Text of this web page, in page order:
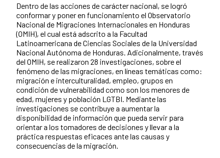
Dentro de las acciones de carácter nacional, se logró
conformar y poner en funcionamiento el Observatorio
Nacional de Migraciones Internacionales en Honduras
(OMIH), el cual está adscrito a la Facultad
Latinoamericana de Ciencias Sociales de la Universidad
Nacional Autónoma de Honduras. Adicionalmente, través
del OMIH, se realizaron 28 investigaciones, sobre el
fenómeno de las migraciones, en líneas temáticas como:
migración e interculturalidad, empleo, grupos en
condición de vulnerabilidad como son los menores de
edad, mujeres y población LGTBI. Mediante las
investigaciones se contribuye a aumentar la
disponibilidad de información que pueda servir para
orientar a los tomadores de decisiones y llevar a la
práctica respuestas eficaces ante las causas y
consecuencias de la migración.